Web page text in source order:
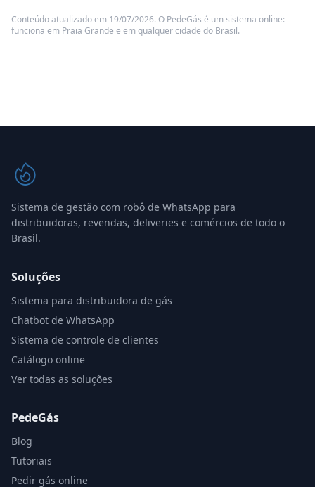
Conteúdo atualizado em 19/07/2026. O PedeGás é um sistema online:
funciona em Praia Grande e em qualquer cidade do Brasil.
Sistema de gestão com robô de WhatsApp para
distribuidoras, revendas, deliveries e comércios de todo o
Brasil.
Soluções
Sistema para distribuidora de gás
Chatbot de WhatsApp
Sistema de controle de clientes
Catálogo online
Ver todas as soluções
PedeGás
Blog
Tutoriais
Pedir gás online